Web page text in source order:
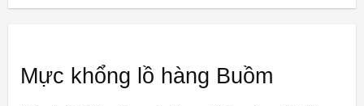
Mực khổng lồ hàng Buồm